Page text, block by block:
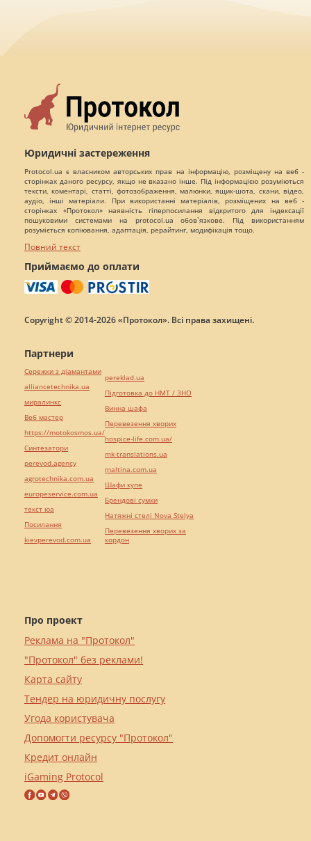
Юридичні застереження
Protocol.ua є власником авторських прав на інформацію, розміщену на веб -
сторінках даного ресурсу, якщо не вказано інше. Під інформацією розуміються
тексти, коментарі, статті, фотозображення, малюнки, ящик-шота, скани, відео,
аудіо, інші матеріали. При використанні матеріалів, розміщених на веб -
сторінках «Протокол» наявність гіперпосилання відкритого для індексації
пошуковими системами на protocol.ua обов`язкове. Під використанням
розуміється копіювання, адаптація, рерайтинг, модифікація тощо.
Повний текст
Приймаємо до оплати
Copyright © 2014-2026 «Протокол». Всі права захищені.
Про проект
Реклама на "Протокол"
"Протокол" без реклами!
Карта сайту
Тендер на юридичну послугу
Угода користувача
Допомогти ресурсу "Протокол"
Кредит онлайн
iGaming Protocol
Партнери
Сережки з діамантами
alliancetechnika.ua
миралинкс
Веб мастер
https://motokosmos.ua/
Синтезатори
perevod.agency
agrotechnika.com.ua
europeservice.com.ua
текст юа
Посилання
kievperevod.com.ua
pereklad.ua
Підготовка до НМТ / ЗНО
Винна шафа
Перевезення хворих
hospice-life.com.ua/
mk-translations.ua
maltina.com.ua
Шафи купе
Брендові сумки
Натяжні стелі Nova Stelya
Перевезення хворих за
кордон